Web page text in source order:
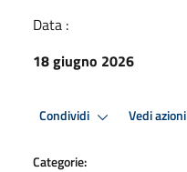
Data :
18 giugno 2026
Condividi Vedi azioni
Categorie: